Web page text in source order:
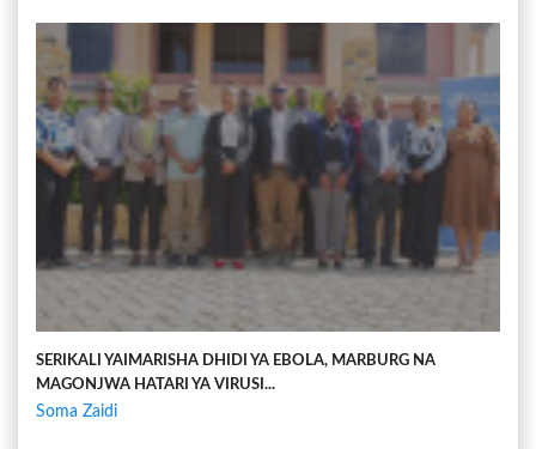
SERIKALI YAIMARISHA DHIDI YA EBOLA, MARBURG NA
MAGONJWA HATARI YA VIRUSI...
Soma Zaidi